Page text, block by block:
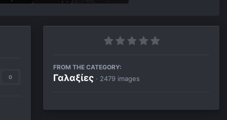
0
FROM THE CATEGORY:
Γαλαξίες · 2479 images